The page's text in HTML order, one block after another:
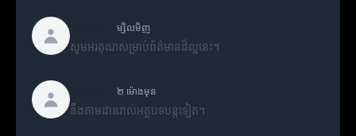
ម្សិលមិញ
សូមអរគុណសម្រាប់ព័ត៌មានដ៏ល្អនេះ។
២ ម៉ោងមុន
នឹងតាមដានរាល់អត្ថបទបន្តទៀត។